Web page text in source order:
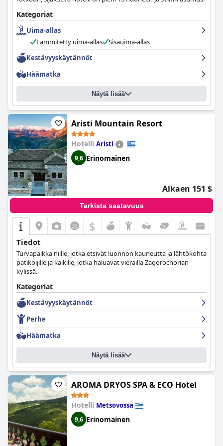
Kategoriat
Uima-allas
Lämmitetty uima-allas
Sisäuima-allas
Kestävyyskäytännöt
Häämatka
Näytä lisää
Aristi Mountain Resort
Hotelli Aristi
9,6 Erinomainen
Alkaen 151 $
Tarkista saatavuus
$
Tiedot
Turvapaikka niille, jotka etsivät luonnon kauneutta ja lähtökohta
patikoijille ja kaikille, jotka haluavat vierailla Zagorochorian
kylissä.
Kategoriat
Kestävyyskäytännöt
Perhe
Häämatka
Näytä lisää
AROMA DRYOS SPA & ECO Hotel
Hotelli Metsovossa
9,6 Erinomainen